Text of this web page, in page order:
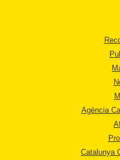
Agència
Catalunya